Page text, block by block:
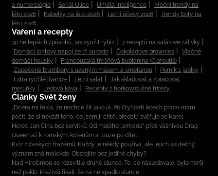
a numerologie
Seriál Ulice Umělá inteligence
Módní trendy na
léto 2026
Kabelky na léto 2026 Letní účesy 2026
Trendy boty na
léto 2026
Vaření a recepty
30 nejlepších způsobů, jak využít rybíz
7 receptů na salátové zálivky
Domácí iontový nápoj ze tří surovin
Čokoládové brownies
Vláčné
domácí housky
Francouzská třešňová bublanina (Clafoutis)
Zapečené brambory s uzeným masem a smetanou
Perník s jablky
Extra rychlé lívance
Letní salát
Jak skladovat a zpracovat
meruňky
Ledová káva Recepty z horkovzdušné fritézy
Články Svět ženy
„Dcera mi řekla, že nechce žít jako já. Po čtyřiceti letech práce mám
pocit, že si neváží toho, co jsem jí chtěl předat,“ svěřuje se Karel
Herec Jan Cina bez servítků: Od malého „smrada” přes vášnivou Drag
Queen až k romským kořenům a touze po dítěti
Kvíz z českých frazémů: Každý je někdy používá, ale jejich skutečný
význam zná málokdo. Obstojíte bez jediné chyby?
Nad Hirošimou se rozsvítilo druhé slunce. To, co následovalo, bylo horší
než peklo. Přeživší říkali, že na ně spadlo slunce